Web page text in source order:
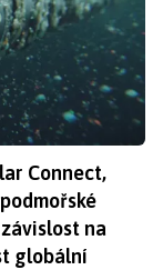
Connect,
na
globální